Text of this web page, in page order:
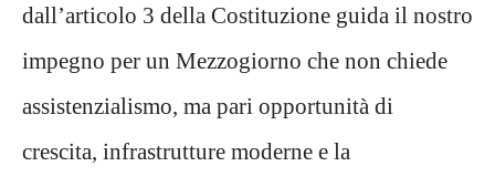
dall’articolo 3 della Costituzione guida il nostro
impegno per un Mezzogiorno che non chiede
assistenzialismo, ma pari opportunità di
crescita, infrastrutture moderne e la